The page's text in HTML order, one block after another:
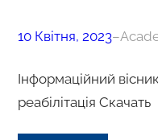
10 Квітня, 2023–
Інформаційний
реабілітація Скачать